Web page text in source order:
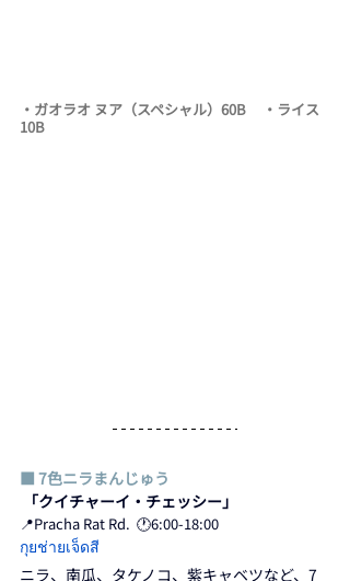
・ガオラオ ヌア（スペシャル）60B     ・ライス
10B
■ 7色ニラまんじゅう
「クイチャーイ・チェッシー」
📍Pracha Rat Rd.  🕐6:00-18:00
กุยช่ายเจ็ดสี
ニラ、南瓜、タケノコ、紫キャベツなど、7